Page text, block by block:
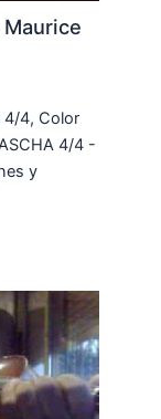
4/4, Color
4/4 -
y